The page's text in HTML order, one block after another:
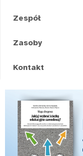
Zespół
Zasoby
Kontakt